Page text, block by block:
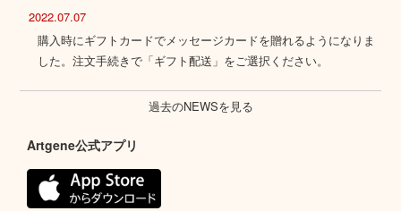
2022.07.07
購入時にギフトカードでメッセージカードを贈れるようになりま
した。注文手続きで「ギフト配送」をご選択ください。
過去のNEWSを見る
Artgene公式アプリ